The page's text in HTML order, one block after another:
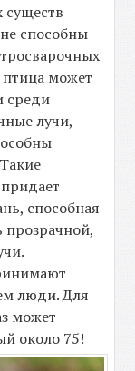
способны
птица может
среди
лучи,
способная
прозрачной,
люди. Для
может
около 75!